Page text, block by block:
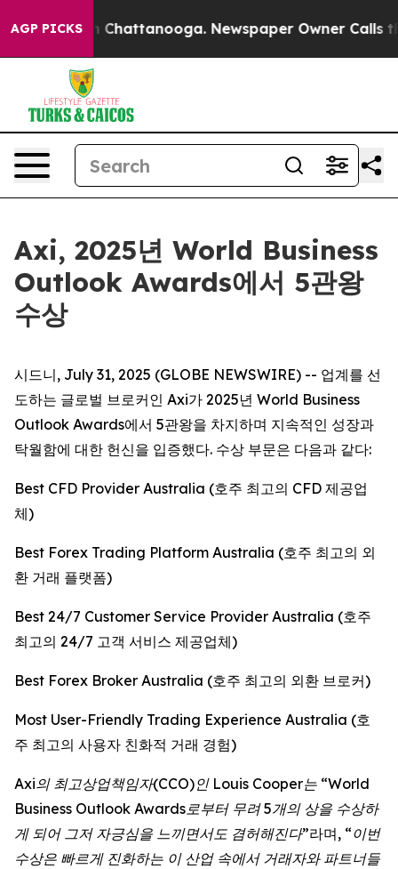
AGP PICKS
Chaos in Chattanooga. Newspaper Owner Calls
Axi, 2025년 World Business
Outlook Awards에서 5관왕
수상
시드니, July 31, 2025 (GLOBE NEWSWIRE) -- 업계를 선
도하는 글로벌 브로커인 Axi가 2025년 World Business
Outlook Awards에서 5관왕을 차지하며 지속적인 성장과
탁월함에 대한 헌신을 입증했다. 수상 부문은 다음과 같다:
Best CFD Provider Australia (호주 최고의 CFD 제공업
체)
Best Forex Trading Platform Australia (호주 최고의 외
환 거래 플랫폼)
Best 24/7 Customer Service Provider Australia (호주
최고의 24/7 고객 서비스 제공업체)
Best Forex Broker Australia (호주 최고의 외환 브로커)
Most User-Friendly Trading Experience Australia (호
주 최고의 사용자 친화적 거래 경험)
Axi의 최고상업책임자(CCO)인 Louis Cooper는 “World
Business Outlook Awards로부터 무려 5개의 상을 수상하
게 되어 그저 자긍심을 느끼면서도 겸허해진다”라며, “이번
수상은 빠르게 진화하는 이 산업 속에서 거래자와 파트너들